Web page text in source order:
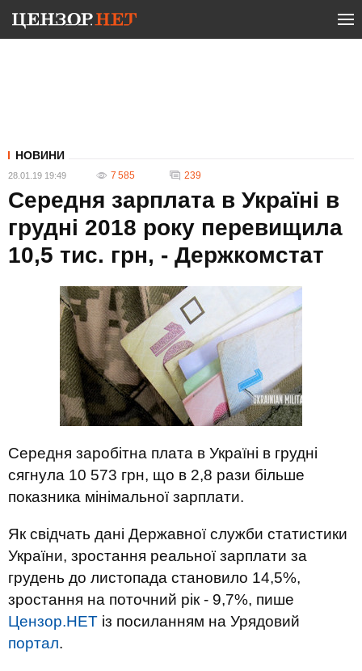
НОВИНИ
28.01.19 19:49 7 585 239
Середня зарплата в Україні в
грудні 2018 року перевищила
10,5 тис. грн, - Держкомстат
Середня заробітна плата в Україні в грудні
сягнула 10 573 грн, що в 2,8 рази більше
показника мінімальної зарплати.
Як свідчать дані Державної служби статистики
України, зростання реальної зарплати за
грудень до листопада становило 14,5%,
зростання на поточний рік - 9,7%, пише
Цензор.НЕТ із посиланням на Урядовий
портал.